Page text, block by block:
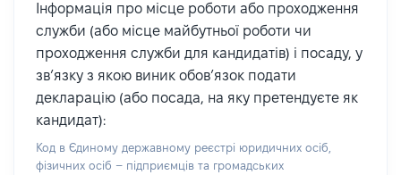
Інформація про місце роботи або проходження
служби (або місце майбутньої роботи чи
проходження служби для кандидатів) і посаду, у
зв’язку з якою виник обов’язок подати
декларацію (або посада, на яку претендуєте як
кандидат):
Код в Єдиному державному реєстрі юридичних осіб,
фізичних осіб – підприємців та громадських